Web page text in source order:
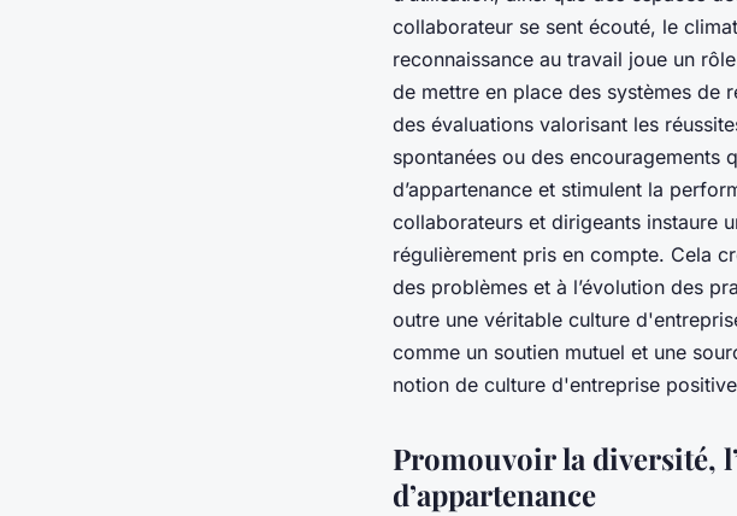
collaborateur se sent écouté, le
reconnaissance au travail joue un
de mettre en place des systèmes de
des évaluations valorisant les
spontanées ou des encouragements
d’appartenance et stimulent la
collaborateurs et dirigeants instaure
régulièrement pris en compte. Cela
des problèmes et à l’évolution des
outre une véritable culture
comme un soutien mutuel et une
notion de culture d'entreprise
Promouvoir la diversité,
d’appartenance